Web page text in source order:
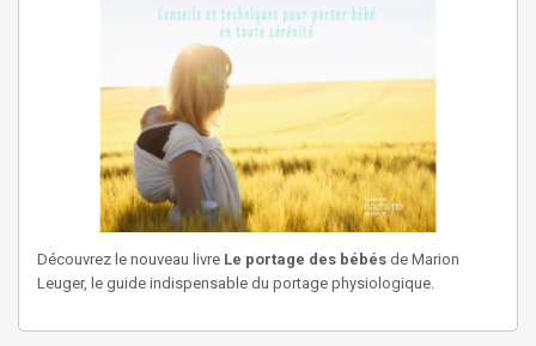
Découvrez le nouveau livre Le portage des bébés de Marion
Leuger, le guide indispensable du portage physiologique.